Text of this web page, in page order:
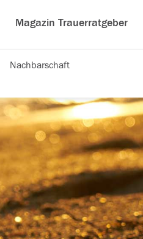
Magazin Trauerratgeber
Nachbarschaft